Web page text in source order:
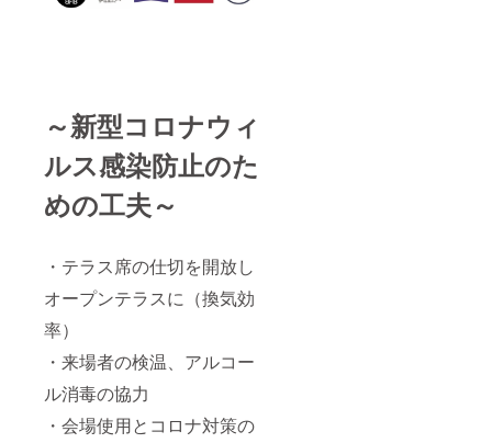
～新型コロナウィ
ルス感染防止のた
めの工夫～
・テラス席の仕切を開放し
オープンテラスに（換気効
率）
・来場者の検温、アルコー
ル消毒の協力
・会場使用とコロナ対策の